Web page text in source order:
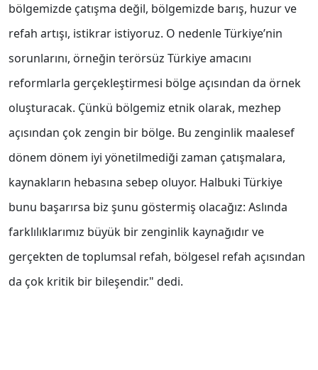
bölgemizde çatışma değil, bölgemizde barış, huzur ve
refah artışı, istikrar istiyoruz. O nedenle Türkiye’nin
sorunlarını, örneğin terörsüz Türkiye amacını
reformlarla gerçekleştirmesi bölge açısından da örnek
oluşturacak. Çünkü bölgemiz etnik olarak, mezhep
açısından çok zengin bir bölge. Bu zenginlik maalesef
dönem dönem iyi yönetilmediği zaman çatışmalara,
kaynakların hebasına sebep oluyor. Halbuki Türkiye
bunu başarırsa biz şunu göstermiş olacağız: Aslında
farklılıklarımız büyük bir zenginlik kaynağıdır ve
gerçekten de toplumsal refah, bölgesel refah açısından
da çok kritik bir bileşendir." dedi.